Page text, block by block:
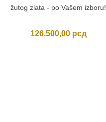
žutog zlata - po Vašem izboru!
126.500,00 рсд